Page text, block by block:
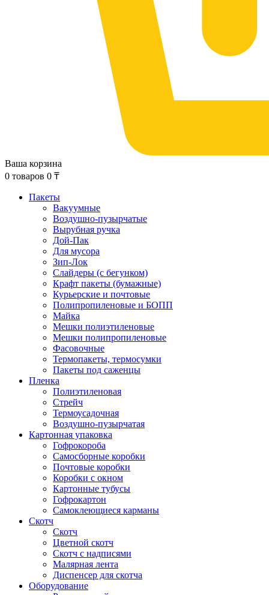
Ваша корзина
0 товаров 0 ₸
Пакеты
Вакуумные
Воздушно-пузырчатые
Вырубная ручка
Дой-Пак
Для мусора
Зип-Лок
Слайдеры (с бегунком)
Крафт пакеты (бумажные)
Курьерские и почтовые
Полипропиленовые и БОПП
Майка
Мешки полиэтиленовые
Мешки полипропиленовые
Фасовочные
Термопакеты, термосумки
Пакеты под саженцы
Пленка
Полиэтиленовая
Стрейч
Термоусадочная
Воздушно-пузырчатая
Картонная упаковка
Гофрокороба
Самосборные коробки
Почтовые коробки
Коробки с окном
Картонные тубусы
Гофрокартон
Самоклеющиеся карманы
Скотч
Скотч
Цветной скотч
Скотч с надписями
Малярная лента
Диспенсер для скотча
Оборудование